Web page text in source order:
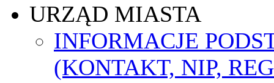
URZĄD MIASTA
INFORMACJE
(KONTAKT, NIP,